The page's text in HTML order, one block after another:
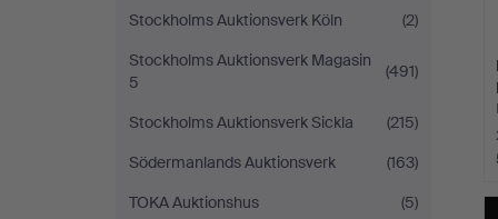
Stockholms Auktionsverk Köln
(2)
Stockholms Auktionsverk Magasin
5
(491)
Stockholms Auktionsverk Sickla
(215)
Södermanlands Auktionsverk
(163)
TOKA Auktionshus
(5)